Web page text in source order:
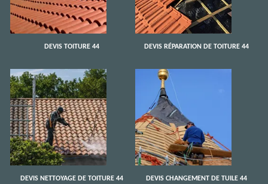
DEVIS TOITURE 44 DEVIS RÉPARATION DE TOITURE 44
DEVIS NETTOYAGE DE TOITURE 44 DEVIS CHANGEMENT DE TUILE 44